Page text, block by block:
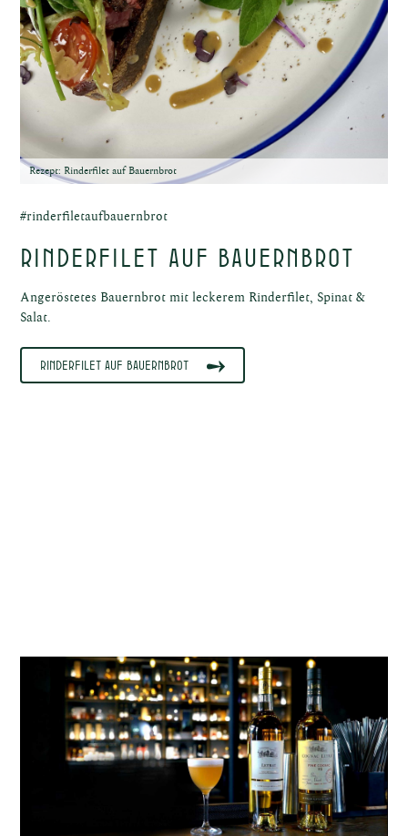
Rezept: Rinderfilet auf Bauernbrot
#rinderfiletaufbauernbrot
Rinderfilet auf Bauernbrot
Angeröstetes Bauernbrot mit leckerem Rinderfilet, Spinat &
Salat.
Rinderfilet auf Bauernbrot